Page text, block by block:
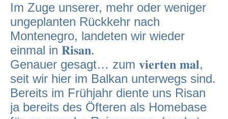
Im Zuge unserer, mehr oder weniger
ungeplanten Rückkehr nach
Montenegro, landeten wir wieder
einmal in 𝐑𝐢𝐬𝐚𝐧.
Genauer gesagt… zum 𝐯𝐢𝐞𝐫𝐭𝐞𝐧 𝐦𝐚𝐥,
seit wir hier im Balkan unterwegs sind.
Bereits im Frühjahr diente uns Risan
ja bereits des Öfteren als Homebase